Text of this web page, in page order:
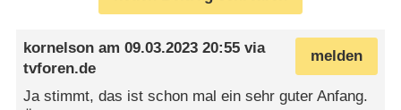
melden
kornelson am09.03.2023 20:55 via
tvforen.de
Ja stimmt, das ist schon mal ein sehr guter Anfang.